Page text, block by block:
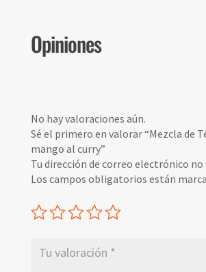
Opiniones
No hay valoraciones aún.
Sé el primero en valorar “Mezcla de
mango al curry”
Tu dirección de correo electrónico no
Los campos obligatorios están